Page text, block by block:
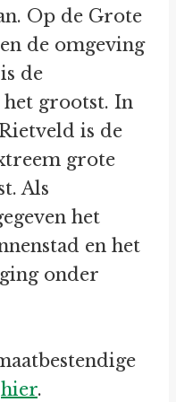
Op de Grote
de omgeving
de
grootst. In
is de
grote
Als
het
en het
onder
hier.